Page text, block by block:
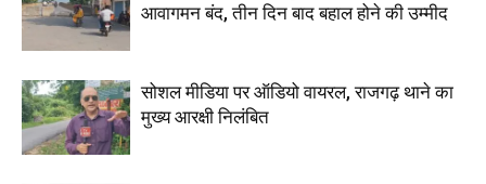
आवागमन बंद, तीन दिन बाद बहाल होने की उम्मीद
सोशल मीडिया पर ऑडियो वायरल, राजगढ़ थाने का
मुख्य आरक्षी निलंबित